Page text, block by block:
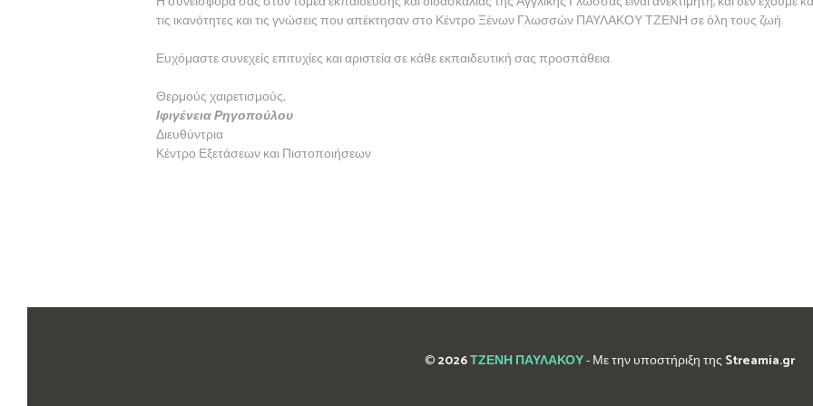
τις ικανότητες και τις γνώσεις που απέκτησαν στο Κέντρο Ξένων Γλωσσών ΠΑΥΛΑΚΟΥ ΤΖΕΝΗ σε όλη τους ζωή.
Ευχόμαστε συνεχείς επιτυχίες και αριστεία σε κάθε εκπαιδευτική σας προσπάθεια.
Θερμούς χαιρετισμούς,
Ιφιγένεια Ρηγοπούλου
Διευθύντρια
Κέντρο Εξετάσεων και Πιστοποιήσεων
©2026ΤΖΕΝΗ ΠΑΥΛΑΚΟΥ- Με την υποστήριξη τηςStreamia.gr